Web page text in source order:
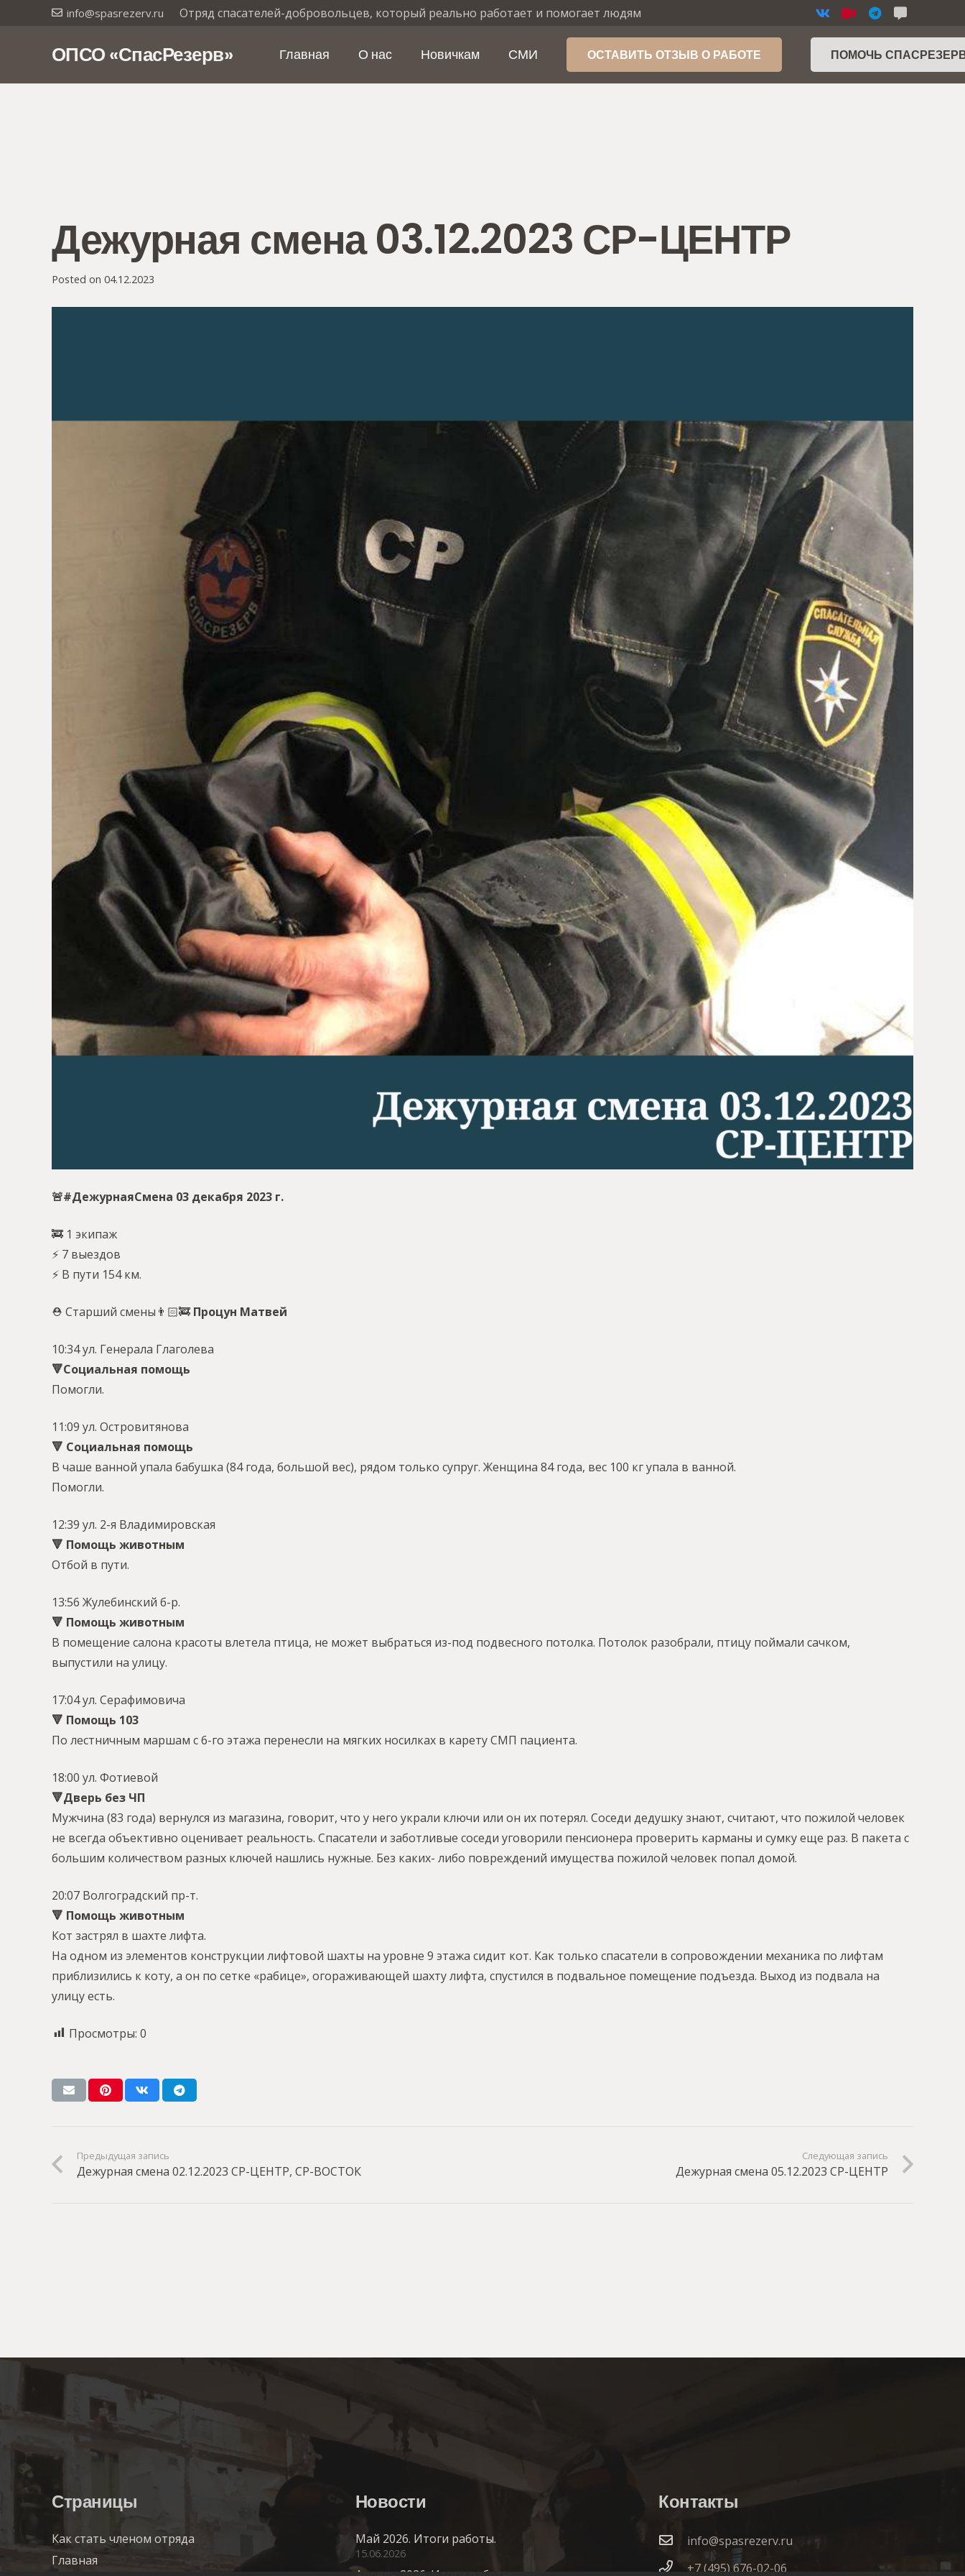
info@spasrezerv.ru Отряд спасателей-добровольцев, который реально работает и помогает людям
ОПСО «СпасРезерв» Главная О нас Новичкам СМИ ОСТАВИТЬ ОТЗЫВ О РАБОТЕ ПОМОЧЬ
Дежурная смена 03.12.2023 СР-ЦЕНТР
Posted on 04.12.2023
🚨#ДежурнаяСмена 03 декабря 2023 г.
🚒 1 экипаж
⚡️ 7 выездов
⚡️ В пути 154 км.
⛑ Старший смены👨🏻‍🚒 Процун Матвей
10:34 ул. Генерала Глаголева
🔻Социальная помощь
Помогли.
11:09 ул. Островитянова
🔻 Социальная помощь
В чаше ванной упала бабушка (84 года, большой вес), рядом только супруг. Женщина 84 года, вес 100 кг упала в ванной.
Помогли.
12:39 ул. 2-я Владимировская
🔻 Помощь животным
Отбой в пути.
13:56 Жулебинский б-р.
🔻 Помощь животным
В помещение салона красоты влетела птица, не может выбраться из-под подвесного потолка. Потолок разобрали, птицу поймали сачком,
выпустили на улицу.
17:04 ул. Серафимовича
🔻 Помощь 103
По лестничным маршам с 6-го этажа перенесли на мягких носилках в карету СМП пациента.
18:00 ул. Фотиевой
🔻Дверь без ЧП
Мужчина (83 года) вернулся из магазина, говорит, что у него украли ключи или он их потерял. Соседи дедушку знают, считают, что пожилой человек
не всегда объективно оценивает реальность. Спасатели и заботливые соседи уговорили пенсионера проверить карманы и сумку еще раз. В пакета с
большим количеством разных ключей нашлись нужные. Без каких- либо повреждений имущества пожилой человек попал домой.
20:07 Волгоградский пр-т.
🔻 Помощь животным
Кот застрял в шахте лифта.
На одном из элементов конструкции лифтовой шахты на уровне 9 этажа сидит кот. Как только спасатели в сопровождении механика по лифтам
приблизились к коту, а он по сетке «рабице», огораживающей шахту лифта, спустился в подвальное помещение подъезда. Выход из подвала на
улицу есть.
Просмотры: 0
Предыдущая запись
Дежурная смена 02.12.2023 СР-ЦЕНТР, СР-ВОСТОК
Следующая запись
Дежурная смена 05.12.2023 СР-ЦЕНТР
Страницы
Как стать членом отряда
Главная
Новости
Май 2026. Итоги работы.
15.06.2026
Контакты
info@spasrezerv.ru
+7 (495) 676-02-06